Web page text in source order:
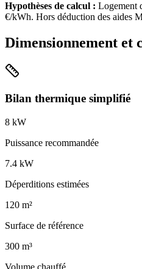
Hypothèses de calcul : Logement
€/kWh. Hors déduction des aides
Dimensionnement et
Bilan thermique simplifié
8 kW
Puissance recommandée
7.4 kW
Déperditions estimées
120 m²
Surface de référence
300 m³
Volume chauffé